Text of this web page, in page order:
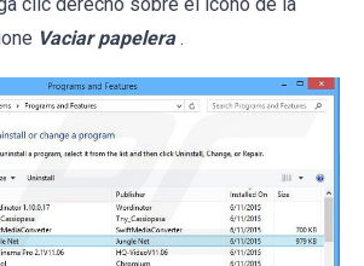
Vaciar papelera .